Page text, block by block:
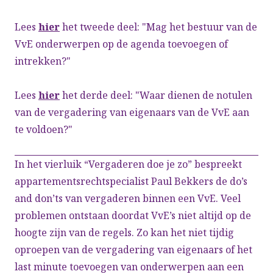
Lees hierhet tweede deel: "Mag het bestuur van de
VvE onderwerpen op de agenda toevoegen of
intrekken?"
Lees hierhet derde deel: "Waar dienen de notulen
van de vergadering van eigenaars van de VvE aan
te voldoen?"
In het vierluik “Vergaderen doe je zo” bespreekt
appartementsrechtspecialist Paul Bekkers de do’s
and don’ts van vergaderen binnen een VvE. Veel
problemen ontstaan doordat VvE’s niet altijd op de
hoogte zijn van de regels. Zo kan het niet tijdig
oproepen van de vergadering van eigenaars of het
last minute toevoegen van onderwerpen aan een